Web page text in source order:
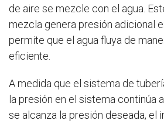
de aire se mezcle con el agua.
mezcla genera presión adicional
permite que el agua fluya de
eficiente.
A medida que el sistema de
la presión en el sistema continúa
se alcanza la presión deseada, el